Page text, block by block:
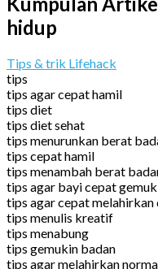
hidup
Tips & trik Lifehack
tips
tips agar cepat hamil
tips diet
tips diet sehat
tips menurunkan berat
tips cepat hamil
tips menambah berat
tips agar bayi cepat
tips agar cepat melahirkan
tips menulis kreatif
tips menabung
tips gemukin badan
tips agar melahirkan